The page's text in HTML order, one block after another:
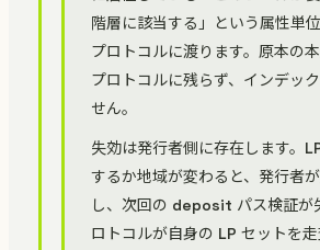
階層に該当する」という属性単
プロトコルに渡ります。原本の
プロトコルに残らず、インデッ
せん。
失効は発行者側に存在します。
するか地域が変わると、発行者
し、次回の deposit パス検証が
ロトコルが自身の LP セットを